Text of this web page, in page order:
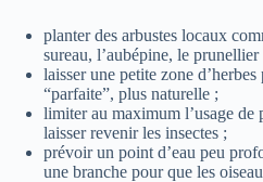
planter des arbustes locaux
sureau, l’aubépine, le prunellier
laisser une petite zone
“parfaite”, plus naturelle ;
limiter au maximum l’usage
laisser revenir les insectes ;
prévoir un point d’eau peu
une branche pour que les